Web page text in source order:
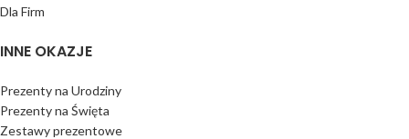
Dla Firm
INNE OKAZJE
Prezenty na Urodziny
Prezenty na Święta
Zestawy prezentowe